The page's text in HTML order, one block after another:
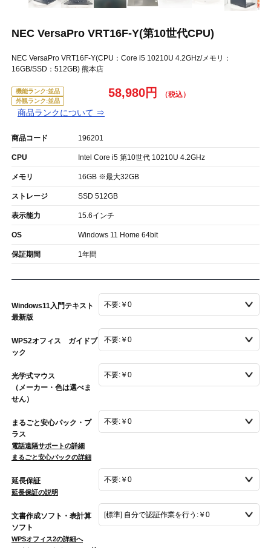
NEC VersaPro VRT16F-Y(第10世代CPU)
NEC VersaPro VRT16F-Y(CPU：Core i5 10210U 4.2GHz/メモリ：
16GB/SSD：512GB) 熊本店
機能ランク:並品
外観ランク:並品
商品ランクについて ⇒
58,980円
商品コード 196201
CPU Intel Core i5 第10世代 10210U 4.2GHz
メモリ 16GB ※最大32GB
ストレージ SSD 512GB
表示能力 15.6インチ
OS Windows 11 Home 64bit
保証期間 1年間
Windows11入門テキスト
最新版
WPS2オフィス ガイドブ
ック
光学式マウス
（メーカー・色は選べま
せん）
まるごと安心パック・プ
ラス
電話遠隔サポートの詳細
まるごと安心パックの詳細
延長保証
延長保証の説明
文書作成ソフト・表計算
ソフト
WPSオフィス2の詳細へ